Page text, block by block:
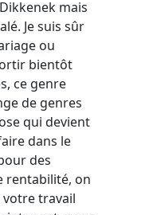
mais
Je suis sûr
ou
bientôt
ce genre
de genres
qui devient
dans le
des
rentabilité, on
travail